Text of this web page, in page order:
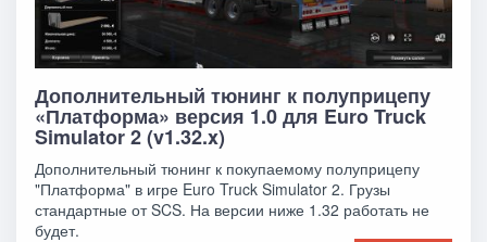
Дополнительный тюнинг к полуприцепу
«Платформа» версия 1.0 для Euro Truck
Simulator 2 (v1.32.x)
Дополнительный тюнинг к покупаемому полуприцепу
"Платформа" в игре Euro Truck Simulator 2. Грузы
стандартные от SCS. На версии ниже 1.32 работать не
будет.